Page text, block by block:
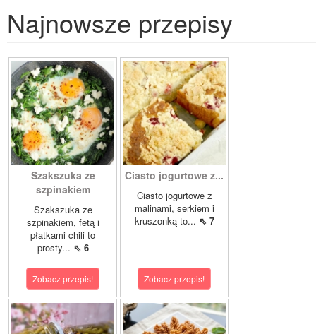
Najnowsze przepisy
Szakszuka ze
szpinakiem
Szakszuka ze
szpinakiem, fetą i
płatkami chili to
prosty... ⇖ 6
Zobacz przepis!
Ciasto jogurtowe z...
Ciasto jogurtowe z
malinami, serkiem i
kruszonką to... ⇖ 7
Zobacz przepis!